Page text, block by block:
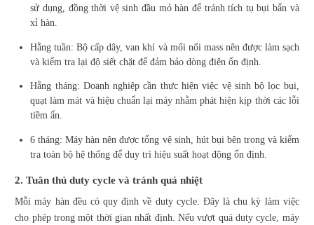
sử dụng, đồng thời vệ sinh đầu mỏ hàn để tránh tích tụ bụi bẩn và
xỉ hàn.
Hằng tuần: Bộ cấp dây, van khí và mối nối mass nên được làm sạch
và kiểm tra lại độ siết chặt để đảm bảo dòng điện ổn định.
Hằng tháng: Doanh nghiệp cần thực hiện việc vệ sinh bộ lọc bụi,
quạt làm mát và hiệu chuẩn lại máy nhằm phát hiện kịp thời các lỗi
tiềm ẩn.
6 tháng: Máy hàn nên được tổng vệ sinh, hút bụi bên trong và kiểm
tra toàn bộ hệ thống để duy trì hiệu suất hoạt động ổn định.
2. Tuân thủ duty cycle và tránh quá nhiệt
Mỗi máy hàn đều có quy định về duty cycle. Đây là chu kỳ làm việc
cho phép trong một thời gian nhất định. Nếu vượt quá duty cycle, máy